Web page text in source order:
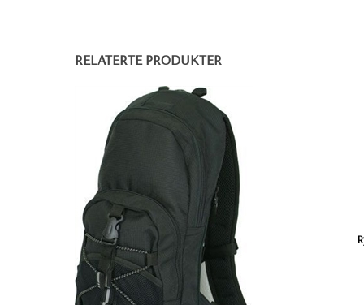
RELATERTE PRODUKTER